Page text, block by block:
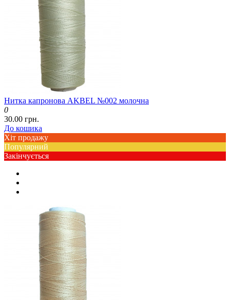
Нитка капронова AKBEL №002 молочна
0
30.00 грн.
До кошика
Хіт продажу
Популярний
Закінчується